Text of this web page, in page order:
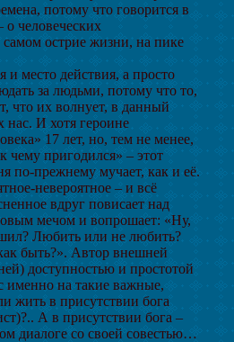
потому что говорится в
человеческих
острие жизни, на пике
и место действия, а просто
за людьми, потому что то,
что их волнует, в данный
нас. И хотя героине
17 лет, но, тем не менее,
чему пригодился» – этот
по-прежнему мучает, как и её.
невероятное – и всё
вдруг повисает над
мечом и вопрошает: «Ну,
Любить или не любить?
быть?». Автор внешней
доступностью и простотой
именно на такие важные,
жить в присутствии бога
А в присутствии бога –
диалоге со своей совестью…